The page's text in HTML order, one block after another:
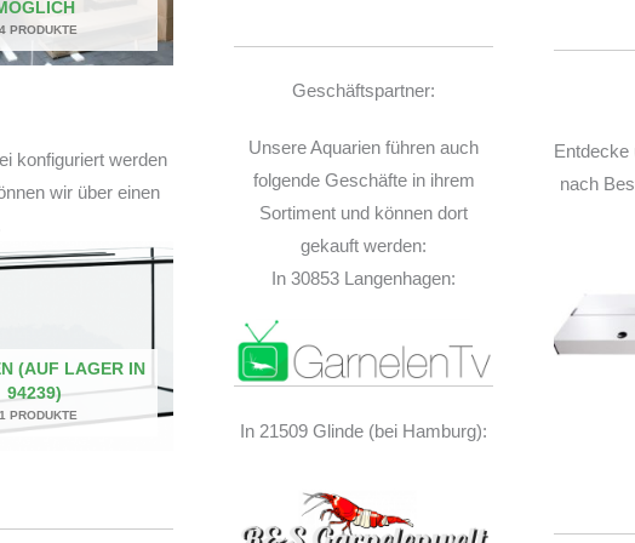
PRODUKTE
konfiguriert werden
wir über einen
(AUF LAGER IN
94239)
PRODUKTE
Geschäftspartner:
Unsere Aquarien führen auch
folgende Geschäfte in ihrem
Sortiment und können dort
gekauft werden:
In 30853 Langenhagen:
In 21509 Glinde (bei Hamburg):
Entdecke
nach